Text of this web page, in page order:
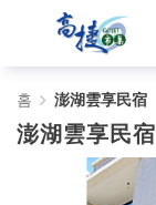
澎
湖
홈 澎湖雲享民宿
澎湖雲享民宿